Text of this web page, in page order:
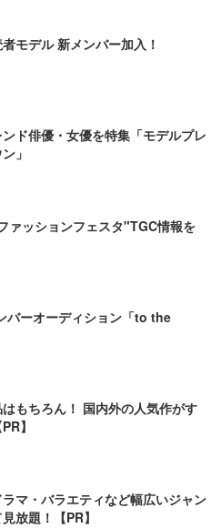
モデル 新メンバー加入！
ド俳優・女優を特集「モデルプレ
」
ァッションフェスタ"TGC情報を
バーオーディション「to the
もちろん！ 国内外の人気作がす
】
マ・バラエティなど幅広いジャン
放題！【PR】